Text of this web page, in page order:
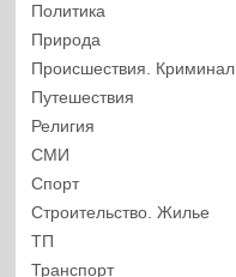
Политика
Природа
Происшествия. Криминал
Путешествия
Религия
СМИ
Спорт
Строительство. Жилье
ТП
Транспорт